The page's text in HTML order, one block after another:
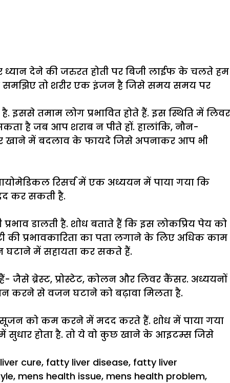
देने की जरुरत होती पर बिजी लाईफ के चलते हम
समझिए तो शरीर एक इंजन है जिसे समय समय पर
तमाम लोग प्रभावित होते हैं. इस स्थिति में लिवर
है जब आप शराब न पीते हों. हालांकि, नौन-
खाने में बदलाव के फायदे जिसे अपनाकर आप भी
रिसर्च में एक अध्ययन में पाया गया कि
कर सकती है.
डालती है. शोध बताते हैं कि इस लोकप्रिय पेय को
की प्रभावकारिता का पता लगाने के लिए अधिक काम
घटाने में सहायता कर सकते हैं.
ब्रेस्‍ट, प्रोस्टेट, कोलन और लिवर कैंसर. अध्ययनों
करने से वजन घटाने को बढ़ावा मिलता है.
सूजन को कम करने में मदद करते हैं. शोध में पाया गया
सुधार होता है. तो ये वो कुछ खाने के आइटम्स जिसे
cure, fatty liver disease, fatty liver
, mens health issue, mens health problem,